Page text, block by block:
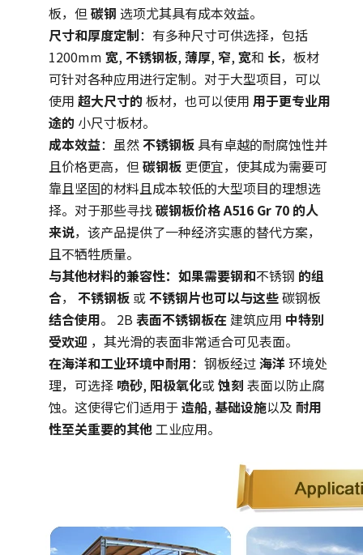
板，但 碳钢 选项尤其具有成本效益。
尺寸和厚度定制：有多种尺寸可供选择，包括
1200mm 宽,不锈钢板,薄厚, 窄,宽和 长，板材
可针对各种应用进行定制。对于大型项目，可以
使用 超大尺寸的 板材，也可以使用 用于更专业用
途的 小尺寸板材。
成本效益：虽然不锈钢板 具有卓越的耐腐蚀性并
且价格更高，但 碳钢板 更便宜，使其成为需要可
靠且坚固的材料且成本较低的大型项目的理想选
择。对于那些寻找碳钢板价格 A516 Gr 70 的人
来说，该产品提供了一种经济实惠的替代方案，
且不牺牲质量。
与其他材料的兼容性：如果需要钢和不锈钢 的组
合， 不锈钢板 或不锈钢片也可以与这些碳钢板
结合使用。 2B 表面不锈钢板在 建筑应用 中特别
受欢迎 ，其光滑的表面非常适合可见表面。
在海洋和工业环境中耐用：钢板经过海洋 环境处
理，可选择 喷砂, 阳极氧化或蚀刻 表面以防止腐
蚀。这使得它们适用于造船,基础设施以及 耐用
性至关重要的其他工业应用。